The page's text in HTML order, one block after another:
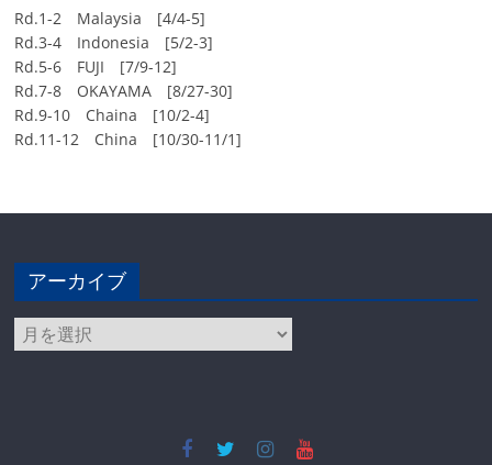
Rd.1-2 Malaysia [4/4-5]
Rd.3-4 Indonesia [5/2-3]
Rd.5-6 FUJI [7/9-12]
Rd.7-8 OKAYAMA [8/27-30]
Rd.9-10 Chaina [10/2-4]
Rd.11-12 China [10/30-11/1]
アーカイブ
ア
ー